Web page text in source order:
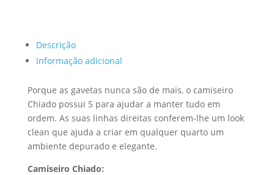
Descrição
Informação adicional
Porque as gavetas nunca são de mais, o camiseiro
Chiado possui 5 para ajudar a manter tudo em
ordem. As suas linhas direitas conferem-lhe um look
clean que ajuda a criar em qualquer quarto um
ambiente depurado e elegante.
Camiseiro Chiado: